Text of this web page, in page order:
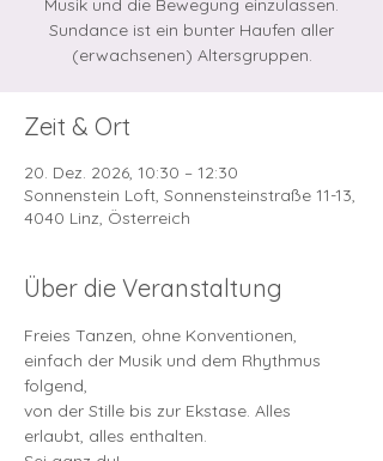
Musik und die Bewegung einzulassen.
Sundance ist ein bunter Haufen aller
Zeit & Ort
20. Dez. 2026, 10:30 – 12:30
Sonnenstein Loft, Sonnensteinstraße 11-13,
4040 Linz, Österreich
Über die Veranstaltung
Freies Tanzen, ohne Konventionen,
einfach der Musik und dem Rhythmus
folgend,
von der Stille bis zur Ekstase. Alles
erlaubt, alles enthalten.